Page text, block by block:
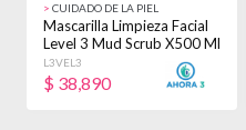
> CUIDADO DE LA PIEL
Mascarilla Limpieza Facial
Level 3 Mud Scrub X500 Ml
Grasa
L3VEL3
$ 38,890